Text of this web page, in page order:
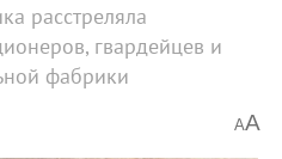
расстреляла
гвардейцев и
фабрики
AA